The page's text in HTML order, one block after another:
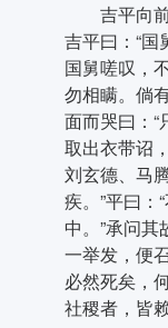
吉平向前
吉平曰：“
国舅嗟叹，
勿相瞒。倘
面而哭曰：“
取出衣带诏
刘玄德、马
疾。”平曰：
中。”承问
一举发，便
必然死矣，
社稷者，皆